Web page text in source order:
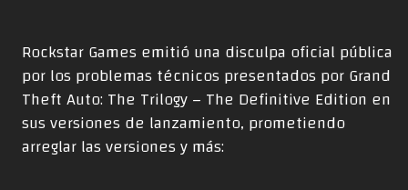
Rockstar Games emitió una disculpa oficial pública
por los problemas técnicos presentados por Grand
Theft Auto: The Trilogy – The Definitive Edition en
sus versiones de lanzamiento, prometiendo
arreglar las versiones y más: